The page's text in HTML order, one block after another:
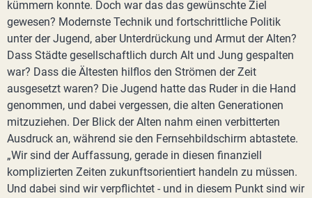
kümmern konnte. Doch war das das gewünschte Ziel
gewesen? Modernste Technik und fortschrittliche Politik
unter der Jugend, aber Unterdrückung und Armut der Alten?
Dass Städte gesellschaftlich durch Alt und Jung gespalten
war? Dass die Ältesten hilflos den Strömen der Zeit
ausgesetzt waren? Die Jugend hatte das Ruder in die Hand
genommen, und dabei vergessen, die alten Generationen
mitzuziehen. Der Blick der Alten nahm einen verbitterten
Ausdruck an, während sie den Fernsehbildschirm abtastete.
„Wir sind der Auffassung, gerade in diesen finanziell
komplizierten Zeiten zukunftsorientiert handeln zu müssen.
Und dabei sind wir verpflichtet - und in diesem Punkt sind wir